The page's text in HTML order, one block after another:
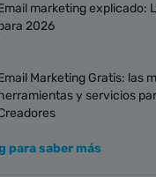
marketing explicado:
2026
Marketing Gratis: las
y servicios
para saber más